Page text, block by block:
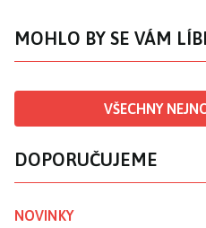
MOHLO BY SE VÁM
VŠECHNY
DOPORUČUJEME
NOVINKY